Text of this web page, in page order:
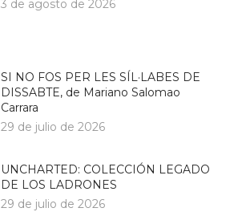
3 de agosto de 2026
SI NO FOS PER LES SÍL·LABES DE
DISSABTE, de Mariano Salomao
Carrara
29 de julio de 2026
UNCHARTED: COLECCIÓN LEGADO
DE LOS LADRONES
29 de julio de 2026